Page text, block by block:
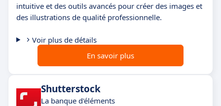
intuitive et des outils avancés pour créer des images et
des illustrations de qualité professionnelle.
Voir plus de détails
En savoir plus
Shutterstock
La banque d'éléments